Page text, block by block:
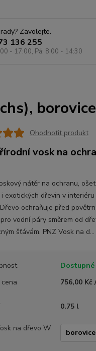
Zavolejte.
136 255
- 17:00, Pá: 8:00 - 14:30
borovice
Ohodnotit produkt
vosk na
nátěr na ochranu,
i exotických dřevin v
ochraňuje před
vodní páry směrem od
šťávám. PNZ Vosk na d...
Dostupné
756,00 Kč
0.75 l
na dřevo W